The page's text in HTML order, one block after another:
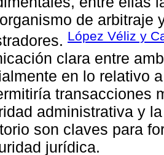
de arbitraje
López Véliz y
clara entre
en lo relativo
transacciones
administrativa y
son claves para
jurídica.